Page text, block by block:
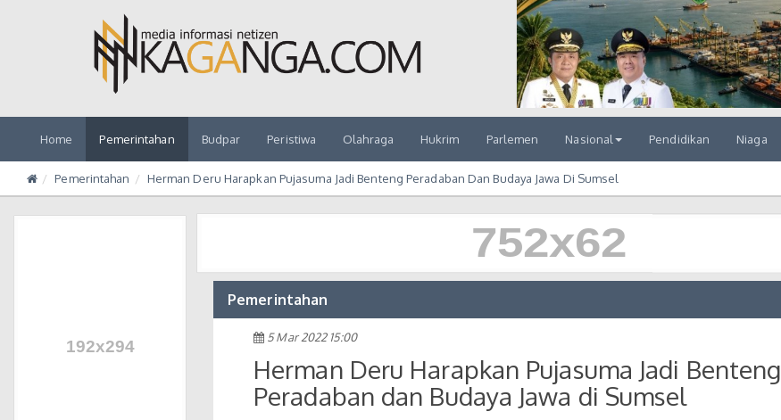
Home Pemerintahan Budpar Peristiwa Olahraga Hukrim Parlemen Nasional Pendidikan Niaga
Pemerintahan Herman Deru Harapkan Pujasuma Jadi Benteng Peradaban Dan Budaya Jawa Di Sumsel
Pemerintahan
5 Mar 2022 15:00
Herman Deru Harapkan Pujasuma Jadi Benteng
Peradaban dan Budaya Jawa di Sumsel